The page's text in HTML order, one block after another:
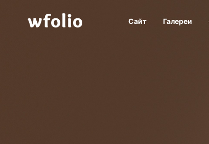
Сайт Галереи